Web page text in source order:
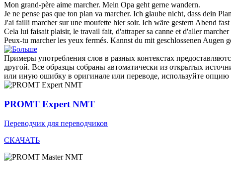
Mon grand-père aime marcher. Mein Opa geht gerne wandern.
Je ne pense pas que ton plan va marcher. Ich glaube nicht, dass dein Plan
J'ai failli marchersur une moufette hier soir. Ich wäre gestern Abend
Cela lui faisait plaisir, le travail fait, d'attraper sa canne et d'allermarcher
Peux-tu marcherles yeux fermés. Kannst du mit geschlossenen Augen
Примеры употребления слов в разных контекстах
другой. Все образцы собраны автоматически из открытых
или иную ошибку в оригинале или переводе, используйте
PROMT Expert NMT
Переводчик для переводчиков
СКАЧАТЬ